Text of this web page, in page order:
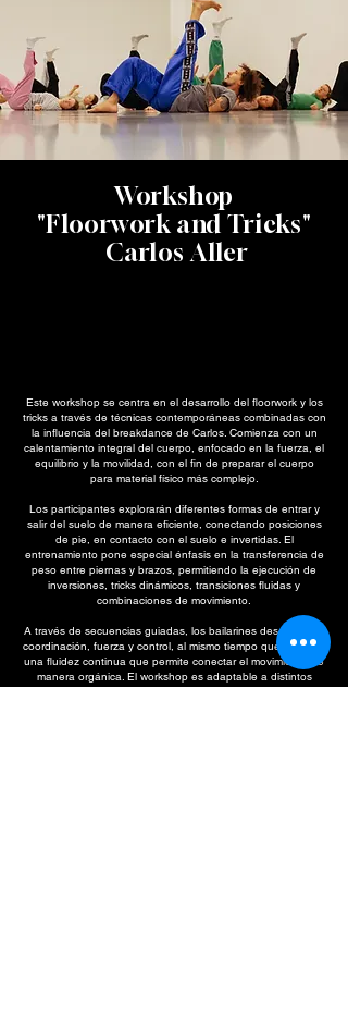
Workshop
"Floorwork and Tricks"
Carlos Aller
Este workshop se centra en el desarrollo del floorwork y los
tricks a través de técnicas contemporáneas combinadas con
la influencia del breakdance de Carlos. Comienza con un
calentamiento integral del cuerpo, enfocado en la fuerza, el
equilibrio y la movilidad, con el fin de preparar el cuerpo
para material físico más complejo.
Los participantes explorarán diferentes formas de entrar y
salir del suelo de manera eficiente, conectando posiciones
de pie, en contacto con el suelo e invertidas. El
entrenamiento pone especial énfasis en la transferencia de
peso entre piernas y brazos, permitiendo la ejecución de
inversiones, tricks dinámicos, transiciones fluidas y
combinaciones de movimiento.
A través de secuencias guiadas, los bailarines desarrollarán
coordinación, fuerza y control, al mismo tiempo que trabajan
una fluidez continua que permite conectar el movimiento de
manera orgánica. El workshop es adaptable a distintos
niveles y puede impartirse como nivel principiante,